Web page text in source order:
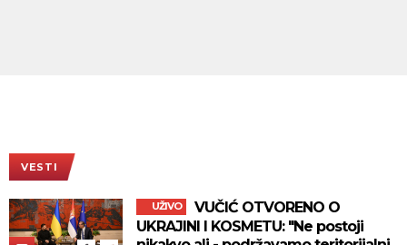
VESTI
UŽIVO
UKRAJINI I KOSMETU: "Ne postoji